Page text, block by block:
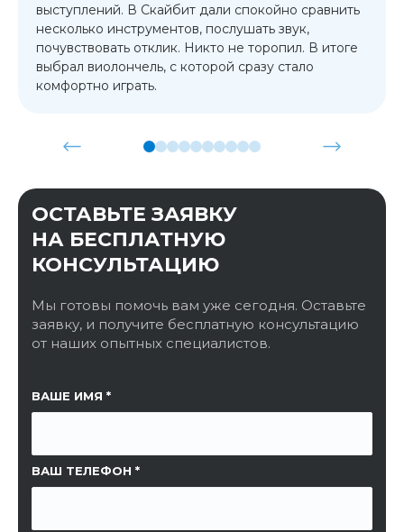
выступлений. В Скайбит дали спокойно сравнить
несколько инструментов, послушать звук,
почувствовать отклик. Никто не торопил. В итоге
выбрал виолончель, с которой сразу стало
комфортно играть.
ОСТАВЬТЕ ЗАЯВКУ
НА БЕСПЛАТНУЮ
КОНСУЛЬТАЦИЮ
Мы готовы помочь вам уже сегодня. Оставьте
заявку, и получите бесплатную консультацию
от наших опытных специалистов.
ВАШЕ ИМЯ
ВАШ ТЕЛЕФОН
ССЫЛКА НА СТРАНИЦУ